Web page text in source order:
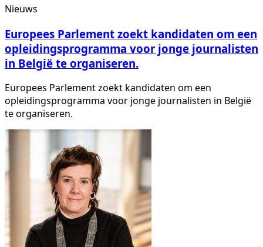
Nieuws
Europees Parlement zoekt kandidaten om een
opleidingsprogramma voor jonge journalisten
in België te organiseren.
Europees Parlement zoekt kandidaten om een
opleidingsprogramma voor jonge journalisten in België
te organiseren.